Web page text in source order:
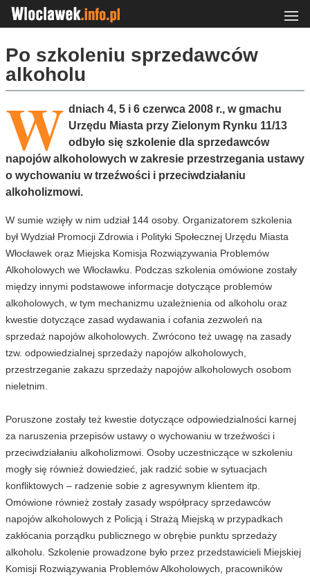
Po szkoleniu sprzedawców
alkoholu
W dniach 4, 5 i 6 czerwca 2008 r., w gmachu
Urzędu Miasta przy Zielonym Rynku 11/13
odbyło się szkolenie dla sprzedawców
napojów alkoholowych w zakresie przestrzegania ustawy
o wychowaniu w trzeźwości i przeciwdziałaniu
alkoholizmowi.
W sumie wzięły w nim udział 144 osoby. Organizatorem szkolenia
był Wydział Promocji Zdrowia i Polityki Społecznej Urzędu Miasta
Włocławek oraz Miejska Komisja Rozwiązywania Problemów
Alkoholowych we Włocławku. Podczas szkolenia omówione zostały
między innymi podstawowe informacje dotyczące problemów
alkoholowych, w tym mechanizmu uzależnienia od alkoholu oraz
kwestie dotyczące zasad wydawania i cofania zezwoleń na
sprzedaż napojów alkoholowych. Zwrócono też uwagę na zasady
tzw. odpowiedzialnej sprzedaży napojów alkoholowych,
przestrzeganie zakazu sprzedaży napojów alkoholowych osobom
nieletnim.
Poruszone zostały też kwestie dotyczące odpowiedzialności karnej
za naruszenia przepisów ustawy o wychowaniu w trzeźwości i
przeciwdziałaniu alkoholizmowi. Osoby uczestniczące w szkoleniu
mogły się również dowiedzieć, jak radzić sobie w sytuacjach
konfliktowych – radzenie sobie z agresywnym klientem itp.
Omówione również zostały zasady współpracy sprzedawców
napojów alkoholowych z Policją i Strażą Miejską w przypadkach
zakłócania porządku publicznego w obrębie punktu sprzedaży
alkoholu. Szkolenie prowadzone było przez przedstawicieli Miejskiej
Komisji Rozwiązywania Problemów Alkoholowych, pracowników